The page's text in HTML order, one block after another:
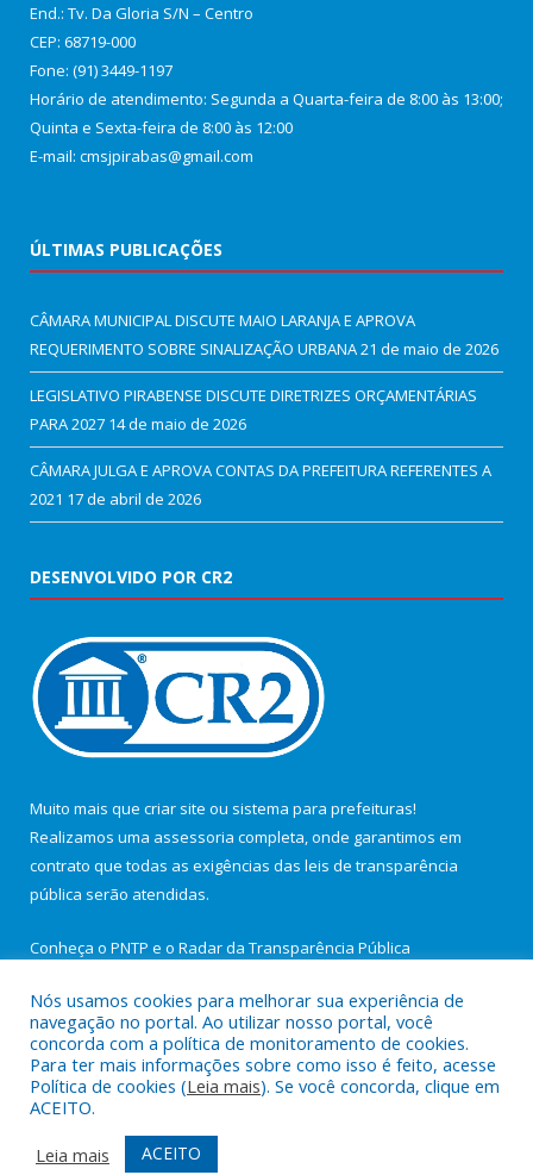
End.: Tv. Da Gloria S/N – Centro
CEP: 68719-000
Fone: (91) 3449-1197
Horário de atendimento: Segunda a Quarta-feira de 8:00 às 13:00;
Quinta e Sexta-feira de 8:00 às 12:00
E-mail: cmsjpirabas@gmail.com
ÚLTIMAS PUBLICAÇÕES
CÂMARA MUNICIPAL DISCUTE MAIO LARANJA E APROVA
REQUERIMENTO SOBRE SINALIZAÇÃO URBANA21 de maio de 2026
LEGISLATIVO PIRABENSE DISCUTE DIRETRIZES ORÇAMENTÁRIAS
PARA 2027 14 de maio de 2026
CÂMARA JULGA E APROVA CONTAS DA PREFEITURA REFERENTES A
2021 17 de abril de 2026
DESENVOLVIDO POR CR2
Muito mais que criar site ou sistema para prefeituras!
Realizamos uma assessoria completa, onde garantimos em
contrato que todas as exigências das leis de transparência
pública serão atendidas.
Conheça o PNTP e o Radar da Transparência Pública
Todos os direitos reservados a Câmara Municipal de São João de
Pirabas.
Mapa do Site
Acessar Área Administrativa
Nós usamos cookies para melhorar sua experiência de
navegação no portal. Ao utilizar nosso portal, você
concorda com a política de monitoramento de cookies.
Para ter mais informações sobre como isso é feito, acesse
Política de cookies (Leia mais). Se você concorda, clique em
ACEITO.
Leia mais
ACEITO